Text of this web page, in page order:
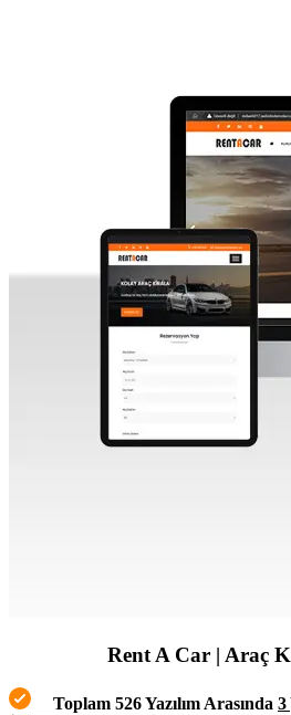
Rent A Car | Araç
Toplam 526 Yazılım Arasında 3